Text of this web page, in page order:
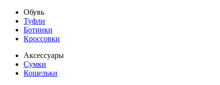
Обувь
Туфли
Ботинки
Кроссовки
Аксессуары
Сумки
Кошельки